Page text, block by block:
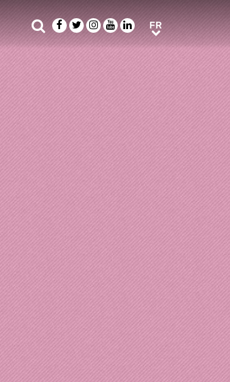
Rechercher
Facebook
TwitterInstagram
YoutubeLinkedIn
FR FR